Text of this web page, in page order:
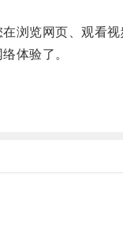
览网页、观看视
体验了。